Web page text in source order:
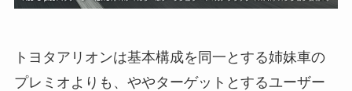
トヨタアリオンは基本構成を同一とする姉妹車の
プレミオよりも、ややターゲットとするユーザー